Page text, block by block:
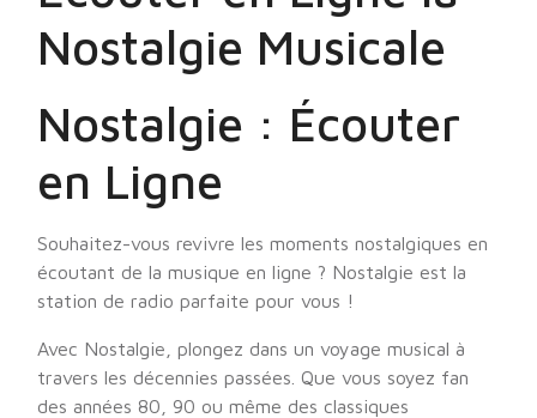
Nostalgie Musicale
Nostalgie : Écouter
en Ligne
Souhaitez-vous revivre les moments nostalgiques en
écoutant de la musique en ligne ? Nostalgie est la
station de radio parfaite pour vous !
Avec Nostalgie, plongez dans un voyage musical à
travers les décennies passées. Que vous soyez fan
des années 80, 90 ou même des classiques